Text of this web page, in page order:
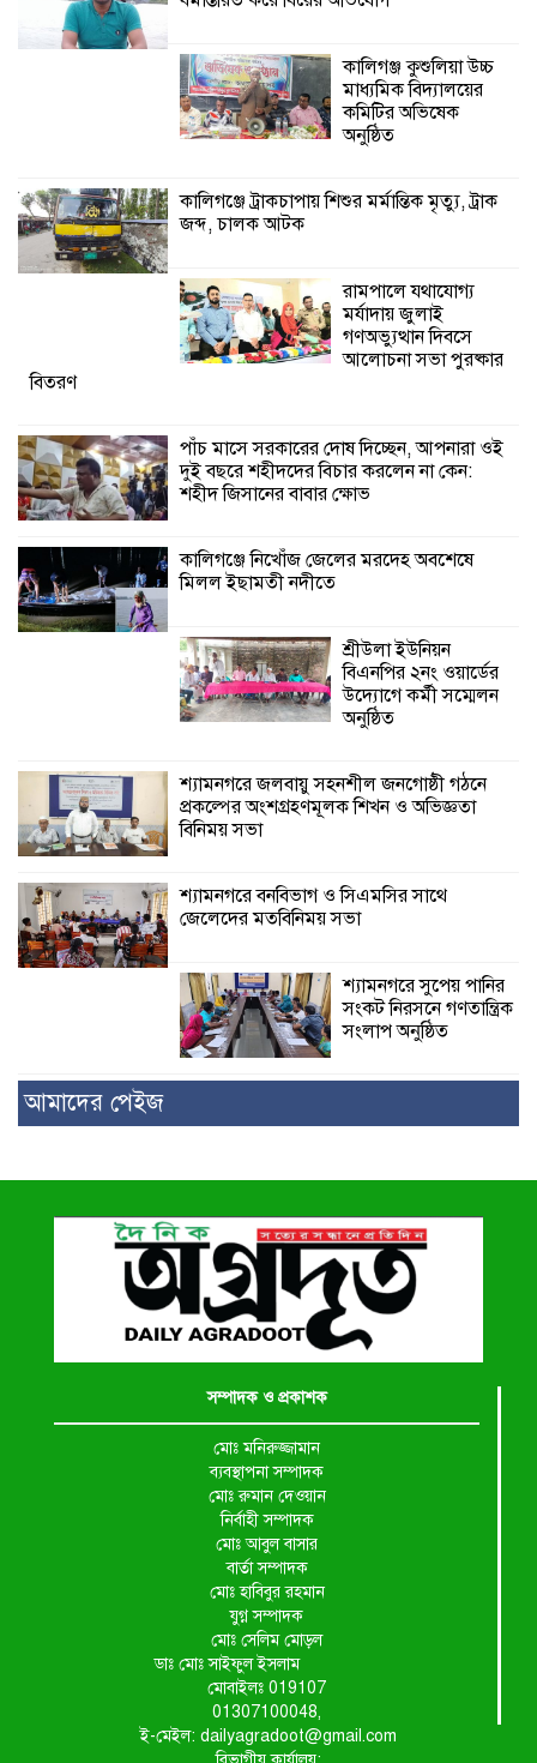
জামায়াত: নুরুল হক
নুর
কেন: শহীদ জিসানের বাবার ক্ষোভ
মিলল ইছামতী নদীতে
শ্রীউলা ইউনিয়ন
শ্যামনগরে জলবায়ু সহনশীল জনগোষ্ঠী গঠনে
কালিগঞ্জ কুশুলিয়া উচ্চ
মাধ্যমিক বিদ্যালয়ের
কমিটির অভিষেক
অনুষ্ঠিত
কালিগঞ্জে ট্রাকচাপায় শিশুর মর্মান্তিক মৃত্যু, ট্রাক
জব্দ, চালক আটক
রামপালে যথাযোগ্য
মর্যাদায় জুলাই
গণঅভ্যুত্থান দিবসে
আলোচনা সভা পুরষ্কার
বিতরণ
পাঁচ মাসে সরকারের দোষ দিচ্ছেন, আপনারা ওই
দুই বছরে শহীদদের বিচার করলেন না কেন:
শহীদ জিসানের বাবার ক্ষোভ
কালিগঞ্জে নিখোঁজ জেলের মরদেহ অবশেষে
মিলল ইছামতী নদীতে
শ্রীউলা ইউনিয়ন
বিএনপির ২নং ওয়ার্ডের
উদ্যোগে কর্মী সম্মেলন
অনুষ্ঠিত
শ্যামনগরে জলবায়ু সহনশীল জনগোষ্ঠী গঠনে
প্রকল্পের অংশগ্রহণমূলক শিখন ও অভিজ্ঞতা
বিনিময় সভা
শ্যামনগরে বনবিভাগ ও সিএমসির সাথে
জেলেদের মতবিনিময় সভা
শ্যামনগরে সুপেয় পানির
সংকট নিরসনে গণতান্ত্রিক
সংলাপ অনুষ্ঠিত
আমাদের পেইজ
সম্পাদক ও প্রকাশক
মোঃ মনিরুজ্জামান
ব্যবস্থাপনা সম্পাদক
মোঃ রুমান দেওয়ান
নির্বাহী সম্পাদক
মোঃ আবুল বাসার
বার্তা সম্পাদক
মোঃ হাবিবুর রহমান
যুগ্ন সম্পাদক
মোঃ সেলিম মোড়ল
ডাঃ মোঃ সাইফুল ইসলাম
মোবাইলঃ 019107
01307100048,
ই-মেইল: dailyagradoot@gmail.com